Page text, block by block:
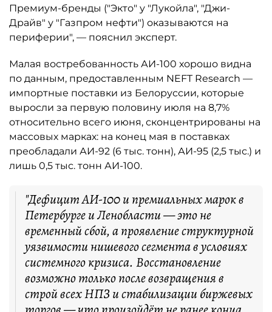
Премиум-бренды ("Экто" у "Лукойла", "Джи-
Драйв" у "Газпром нефти") оказываются на
периферии", — пояснил эксперт.
Малая востребованность АИ-100 хорошо видна
по данным, предоставленным NEFT Research —
импортные поставки из Белоруссии, которые
выросли за первую половину июля на 8,7%
относительно всего июня, сконцентрированы на
массовых марках: на конец мая в поставках
преобладали АИ-92 (6 тыс. тонн), АИ-95 (2,5 тыс.) и
лишь 0,5 тыс. тонн АИ-100.
"Дефицит АИ-100 и премиальных марок в
Петербурге и Ленобласти — это не
временный сбой, а проявление структурной
уязвимости нишевого сегмента в условиях
системного кризиса. Восстановление
возможно только после возвращения в
строй всех НПЗ и стабилизации биржевых